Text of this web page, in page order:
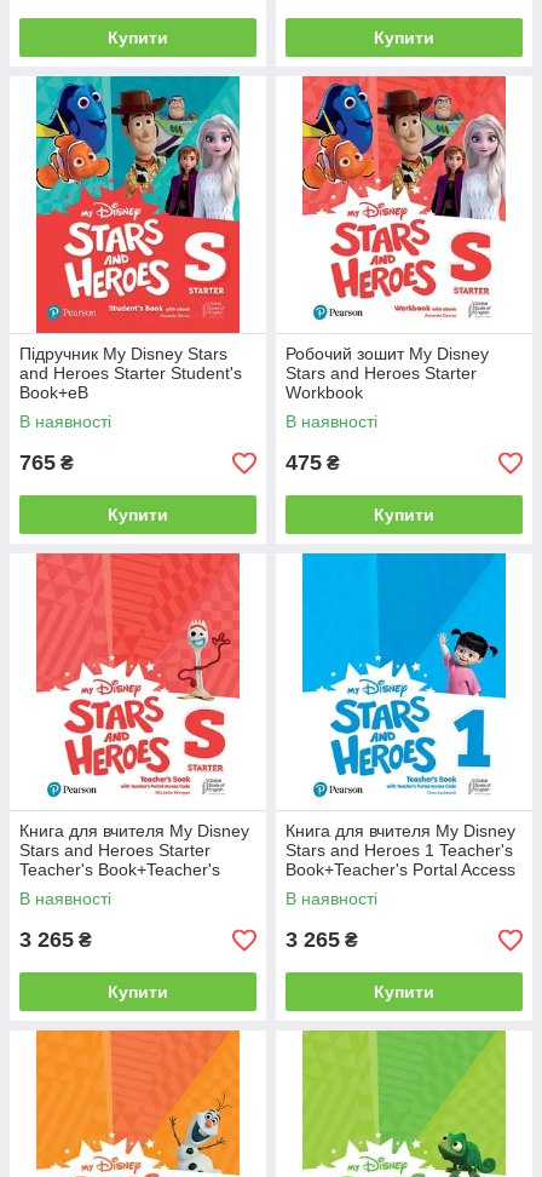
Купити Купити
Підручник My Disney Stars
and Heroes Starter Student's
Book+eB
В наявності
765 ₴
Купити
Робочий зошит My Disney
Stars and Heroes Starter
Workbook
В наявності
475 ₴
Купити
Книга для вчителя My Disney
Stars and Heroes Starter
Teacher's Book+Teacher's
Portal Access Code
В наявності
3 265 ₴
Купити
Книга для вчителя My Disney
Stars and Heroes 1 Teacher's
Book+Teacher's Portal Access
Code
В наявності
3 265 ₴
Купити